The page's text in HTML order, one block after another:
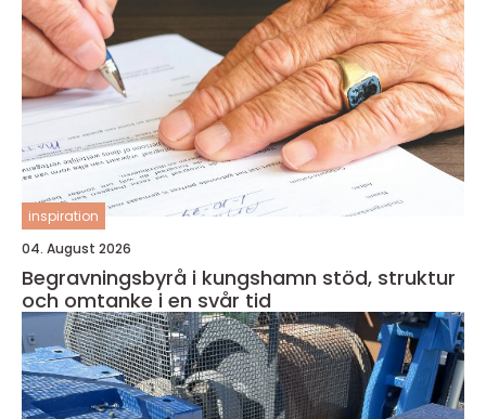
inspiration
04. August 2026
Begravningsbyrå i kungshamn stöd, struktur
och omtanke i en svår tid